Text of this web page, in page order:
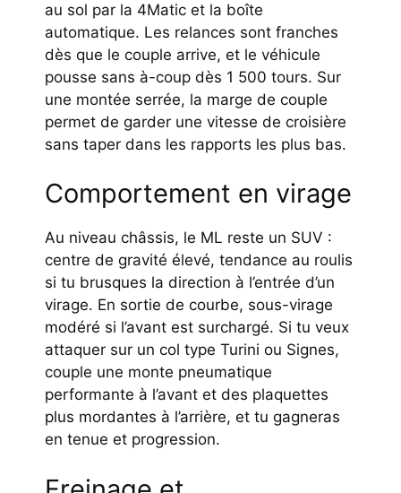
au sol par la 4Matic et la boîte
automatique. Les relances sont franches
dès que le couple arrive, et le véhicule
pousse sans à-coup dès 1 500 tours. Sur
une montée serrée, la marge de couple
permet de garder une vitesse de croisière
sans taper dans les rapports les plus bas.
Comportement en virage
Au niveau châssis, le ML reste un SUV :
centre de gravité élevé, tendance au roulis
si tu brusques la direction à l’entrée d’un
virage. En sortie de courbe, sous-virage
modéré si l’avant est surchargé. Si tu veux
attaquer sur un col type Turini ou Signes,
couple une monte pneumatique
performante à l’avant et des plaquettes
plus mordantes à l’arrière, et tu gagneras
en tenue et progression.